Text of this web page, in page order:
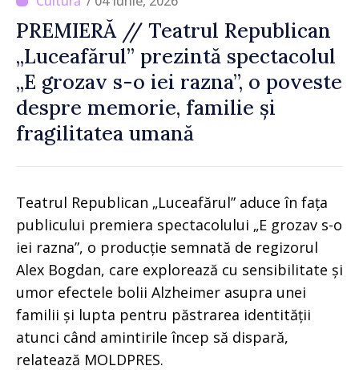
PREMIERĂ // Teatrul Republican
„Luceafărul” prezintă spectacolul
„E grozav s-o iei razna”, o poveste
despre memorie, familie și
fragilitatea umană
Teatrul Republican „Luceafărul” aduce în fața
publicului premiera spectacolului „E grozav s-o
iei razna”, o producție semnată de regizorul
Alex Bogdan, care explorează cu sensibilitate și
umor efectele bolii Alzheimer asupra unei
familii și lupta pentru păstrarea identității
atunci când amintirile încep să dispară,
relatează MOLDPRES.